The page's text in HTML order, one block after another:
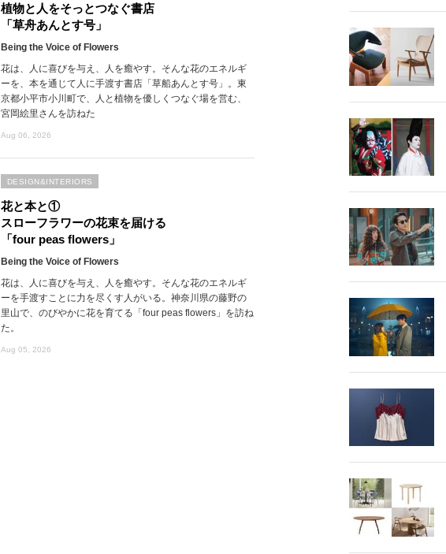
植物と人をそっとつなぐ書店
「草舟あんとす号」
Being the Voice of Flowers
花は、人に喜びを与え、人を癒やす。そんな花のエネルギ
ーを、本を通じて人に手渡す書店「草船あんとす号」。東
京都小平市小川町で、人と植物を優しくつなぐ場を営む、
宮岡絵里さんを訪ねた
Aug 06, 2026
花と本と①
スローフラワーの花束を届ける
「four peas flowers」
Being the Voice of Flowers
花は、人に喜びを与え、人を癒やす。そんな花のエネルギ
ーを手渡すことに力を尽くす人がいる。神奈川県の藤野の
里山で、のびやかに花を育てる「four peas flowers」を訪ね
た。
Aug 05, 2026
DESIGN&INTERIORS